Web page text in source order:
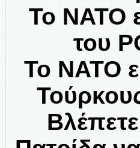
Το ΝΑΤΟ
του
Το ΝΑΤΟ